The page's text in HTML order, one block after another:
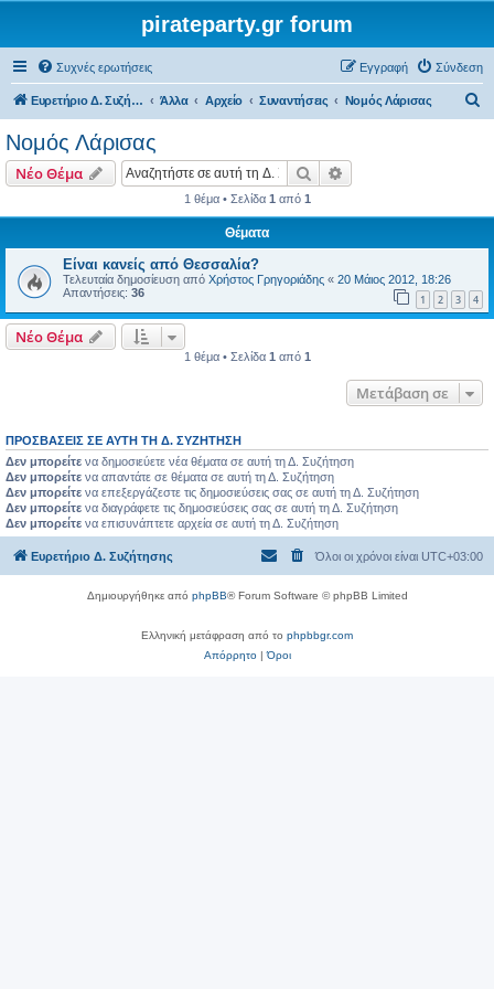
pirateparty.gr forum
Συχνές ερωτήσεις Σύνδεση
Εγγραφή
Ευρετήριο Δ. Συζήτησης Άλλα Αρχείο Συναντήσεις Νομός Λάρισας‎
η
Νομός Λάρισας‎
Νέο Θέμα Αναζήτηση
1 θέμα • Σελίδα 1 από 1
Θέματα
Είναι κανείς από Θεσσαλία?
Τελευταία δημοσίευση από Χρήστος Γρηγοριάδης « 20 Μάιος 2012, 18:26
Απαντήσεις: 36 1 2 3 4
Νέο Θέμα
1 θέμα • Σελίδα 1 από 1
Μετάβαση σε
ΠΡΟΣΒΆΣΕΙΣ ΣΕ ΑΥΤΉ ΤΗ Δ. ΣΥΖΉΤΗΣΗ
Δεν μπορείτε να δημοσιεύετε νέα θέματα σε αυτή τη Δ. Συζήτηση
Δεν μπορείτε να απαντάτε σε θέματα σε αυτή τη Δ. Συζήτηση
Δεν μπορείτε να επεξεργάζεστε τις δημοσιεύσεις σας σε αυτή τη Δ. Συζήτηση
Δεν μπορείτε να διαγράφετε τις δημοσιεύσεις σας σε αυτή τη Δ. Συζήτηση
Δεν μπορείτε να επισυνάπτετε αρχεία σε αυτή τη Δ. Συζήτηση
Ευρετήριο Δ. Συζήτησης Όλοι οι χρόνοι είναι UTC+03:00
Δημιουργήθηκε από phpBB® Forum Software © phpBB Limited
Ελληνική μετάφραση από το phpbbgr.com
Απόρρητο|Όροι